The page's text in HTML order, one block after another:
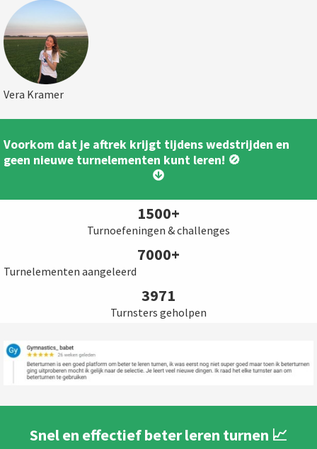
Vera Kramer
Voorkom dat je aftrek krijgt tijdens wedstrijden en
geen nieuwe turnelementen kunt leren! 🚫
1500+
Turnoefeningen & challenges
7000+
Turnelementen aangeleerd
3971
Turnsters geholpen
Snel en effectief beter leren turnen 📈